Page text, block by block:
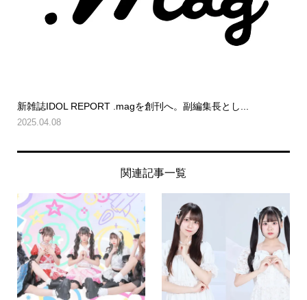
新雑誌IDOL REPORT .magを創刊へ。副編集長とし...
2025.04.08
関連記事一覧